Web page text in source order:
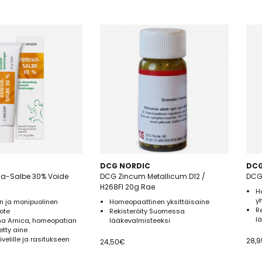
Salbe 30% Voide
ja monipuolinen
Arnica, homeopatian
aine
ja rasitukseen
DCG NORDIC
DCG Zincum Metallicum D12 /
H268FI 20g Rae
Homeopaattinen yksittäisaine
Rekisteröity Suomessa
lääkevalmisteeksi
24,50€